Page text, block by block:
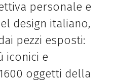
personale e
design italiano,
pezzi esposti:
iconici e
oggetti della